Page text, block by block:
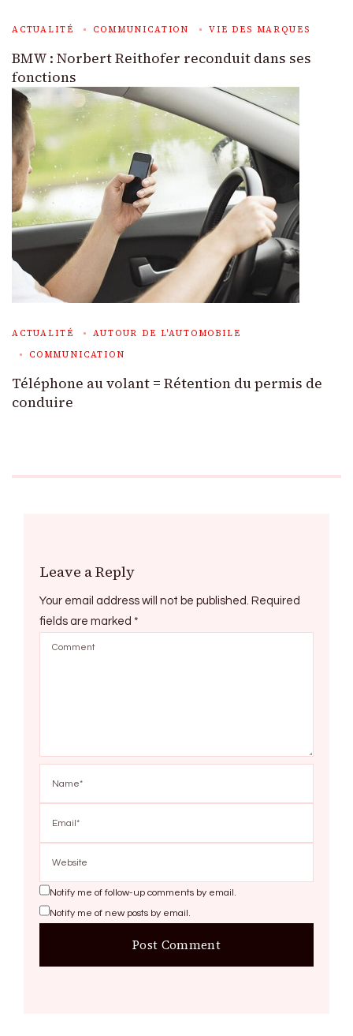
ACTUALITÉ COMMUNICATION VIE DES MARQUES
BMW : Norbert Reithofer reconduit dans ses
fonctions
ACTUALITÉ
AUTOUR DE L'AUTOMOBILE
COMMUNICATION
Téléphone au volant = Rétention du permis de
conduire
Leave a Reply
Your email address will not be published. Required
fields are marked *
Notify me of follow-up comments by email.
Notify me of new posts by email.